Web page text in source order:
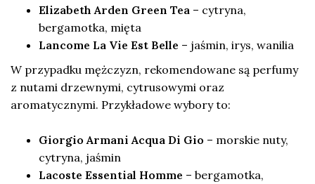
Elizabeth Arden Green Tea – cytryna,
bergamotka, mięta
Lancome La Vie Est Belle – jaśmin, irys, wanilia
W przypadku mężczyzn, rekomendowane są perfumy
z nutami drzewnymi, cytrusowymi oraz
aromatycznymi. Przykładowe wybory to:
Giorgio Armani Acqua Di Gio – morskie nuty,
cytryna, jaśmin
Lacoste Essential Homme – bergamotka,